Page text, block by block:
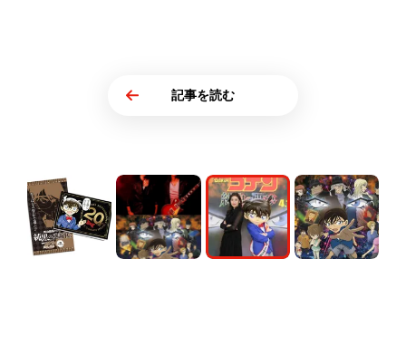
記事を読む